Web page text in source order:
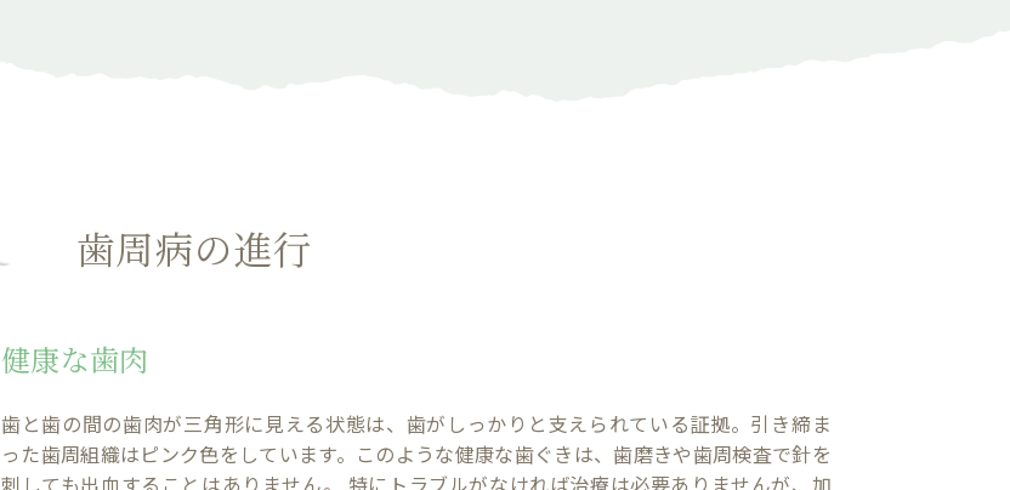
歯周病の進行
健康な歯肉
歯と歯の間の歯肉が三角形に見える状態は、歯がしっかりと支えられている証拠。引き締ま
った歯周組織はピンク色をしています。このような健康な歯ぐきは、歯磨きや歯周検査で針を
刺しても出血することはありません。 特にトラブルがなければ治療は必要ありませんが、加